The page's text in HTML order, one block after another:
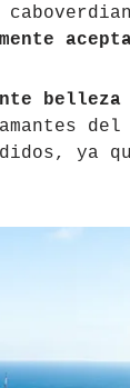
del
ya